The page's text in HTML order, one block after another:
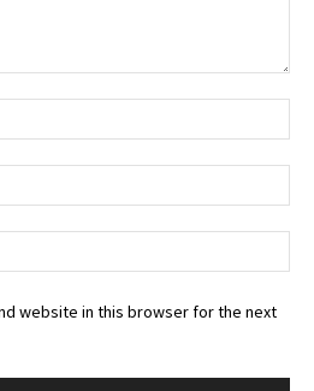
website in this browser for the next